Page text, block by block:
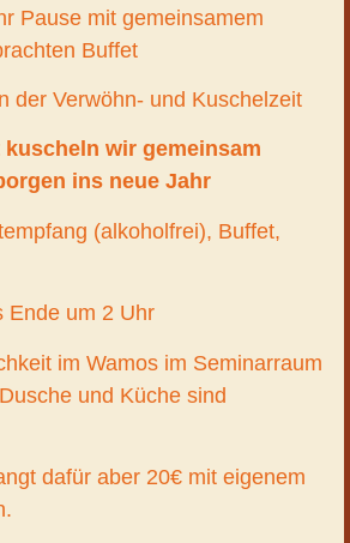
Pause mit gemeinsamem
Buffet
der Verwöhn- und Kuschelzeit
wir gemeinsam
ins neue Jahr
(alkoholfrei), Buffet,
Ende um 2 Uhr
im Wamos im Seminarraum
und Küche sind
dafür aber 20€ mit eigenem